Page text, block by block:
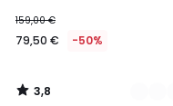
159,00 €
79,50 € -50%
3,8
/